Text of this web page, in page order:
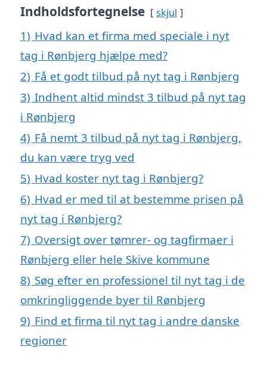
Indholdsfortegnelse skjul
1) Hvad kan et firma med speciale i nyt
tag i Rønbjerg hjælpe med?
2) Få et godt tilbud på nyt tag i Rønbjerg
3) Indhent altid mindst 3 tilbud på nyt tag
i Rønbjerg
4) Få nemt 3 tilbud på nyt tag i Rønbjerg,
du kan være tryg ved
5) Hvad koster nyt tag i Rønbjerg?
6) Hvad er med til at bestemme prisen på
nyt tag i Rønbjerg?
7) Oversigt over tømrer- og tagfirmaer i
Rønbjerg eller hele Skive kommune
8) Søg efter en professionel til nyt tag i de
omkringliggende byer til Rønbjerg
9) Find et firma til nyt tag i andre danske
regioner